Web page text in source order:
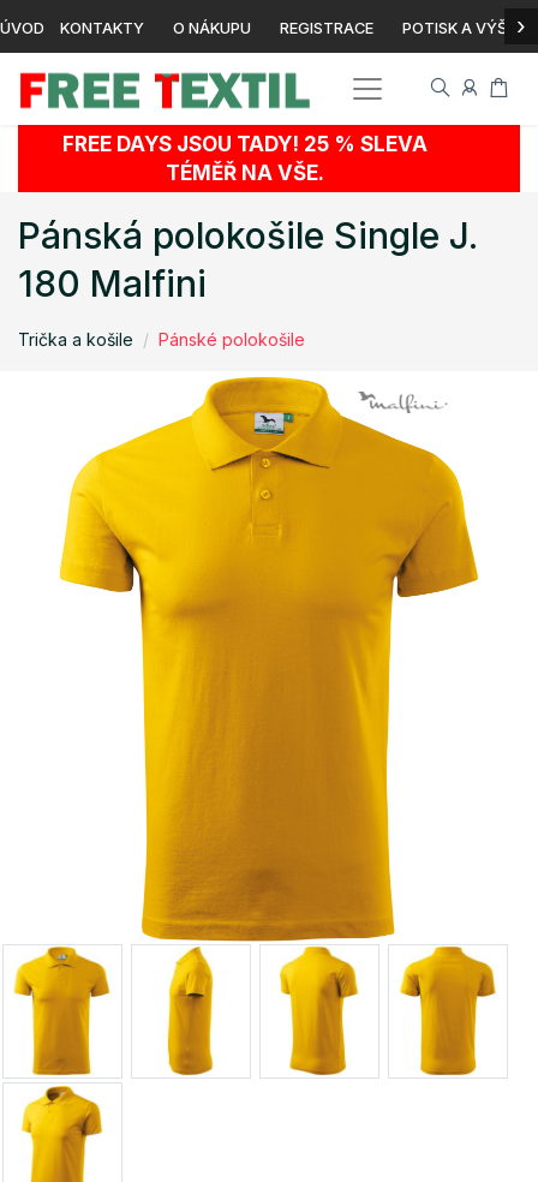
ÚVOD KONTAKTY O NÁKUPU REGISTRACE POTISK A ›
FREE DAYS JSOU TADY! 25 % SLEVA
TÉMĚŘ NA VŠE.
Pánská polokošile Single J.
180 Malfini
Trička a košile Pánské polokošile